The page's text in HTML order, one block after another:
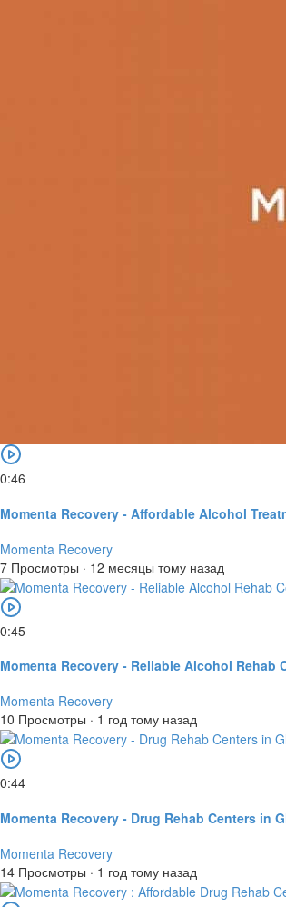
0:46
Momenta Recovery - Affordable Alcohol
Momenta Recovery
7 Просмотры · 12 месяцы тому назад
0:45
Momenta Recovery - Reliable Alcohol Rehab
Momenta Recovery
10 Просмотры · 1 год тому назад
0:44
Momenta Recovery - Drug Rehab Centers in
Momenta Recovery
14 Просмотры · 1 год тому назад